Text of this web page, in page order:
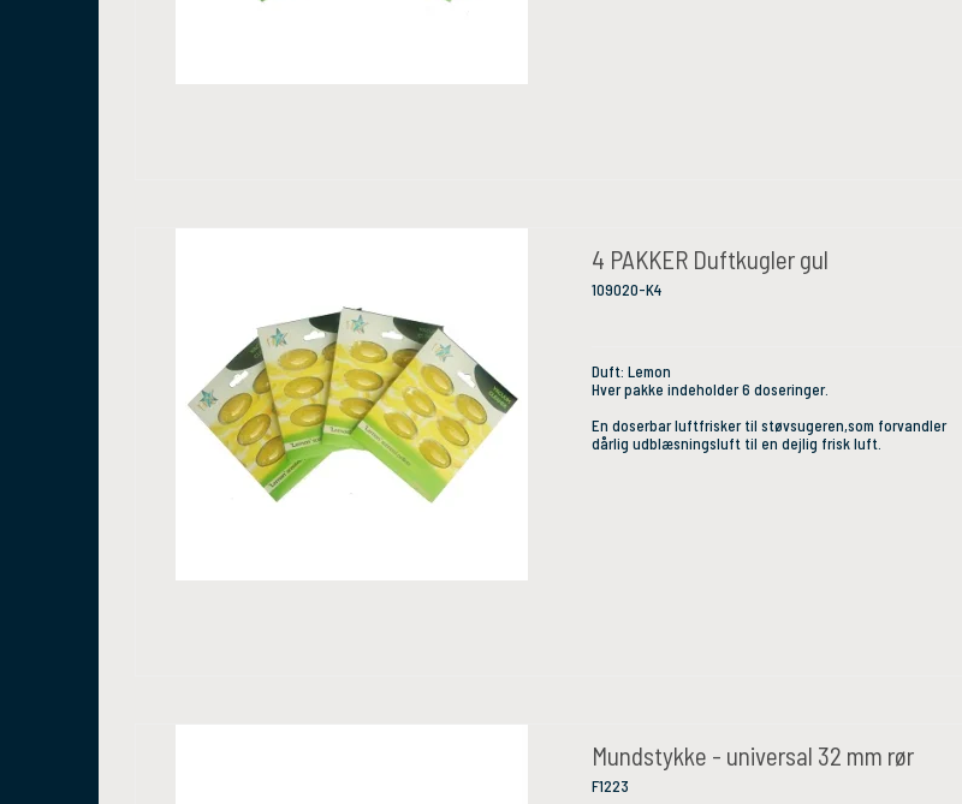
4 PAKKER Duftkugler gul
109020-K4
Duft: Lemon
Hver pakke indeholder 6 doseringer.
En doserbar luftfrisker til støvsugeren,som forvandler
dårlig udblæsningsluft til en dejlig frisk luft.
Mundstykke - universal 32 mm rør
F1223